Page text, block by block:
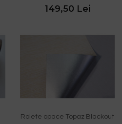
149,50 Lei
Rolete opace Topaz Blackout